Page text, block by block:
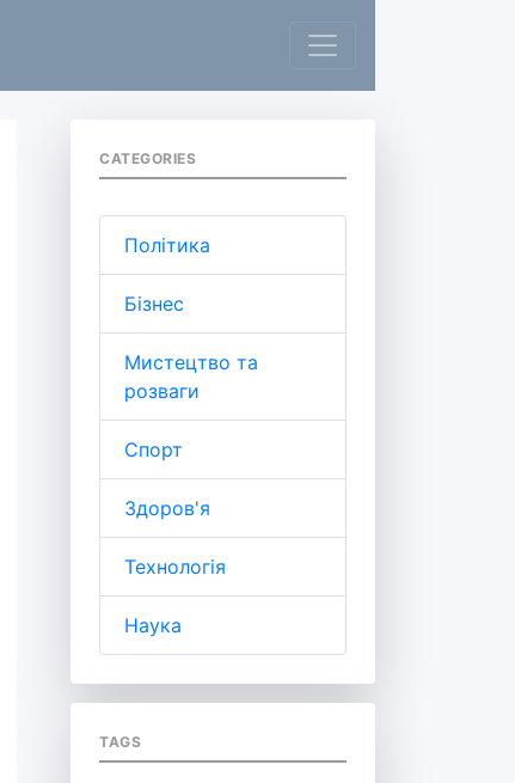
CATEGORIES
Політика
Бізнес
Мистецтво та
розваги
Спорт
Здоров'я
Технологія
Наука
TAGS